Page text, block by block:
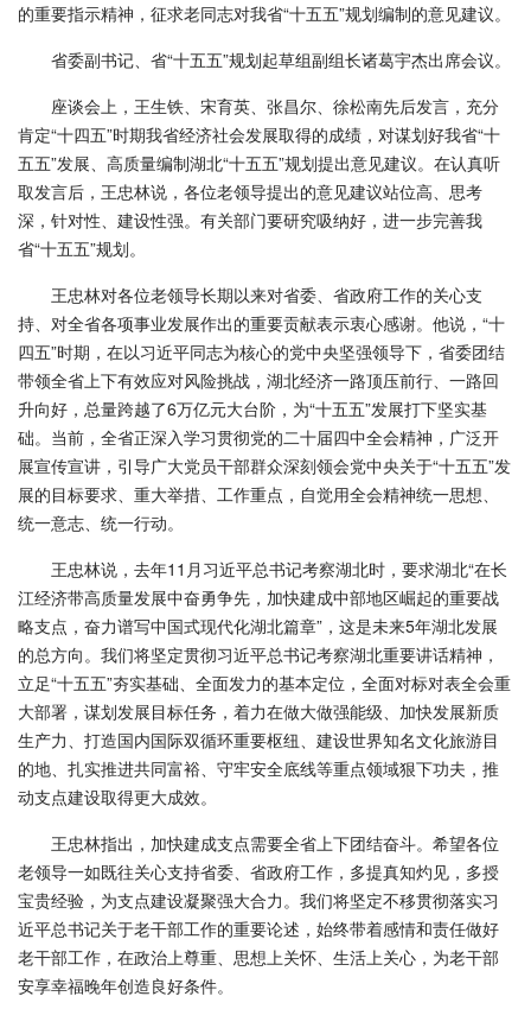
的重要指示精神，征求老同志对我省“十五五”规划编制的意见建议。
省委副书记、省“十五五”规划起草组副组长诸葛宇杰出席会议。
座谈会上，王生铁、宋育英、张昌尔、徐松南先后发言，充分
肯定“十四五”时期我省经济社会发展取得的成绩，对谋划好我省“十
五五”发展、高质量编制湖北“十五五”规划提出意见建议。在认真听
取发言后，王忠林说，各位老领导提出的意见建议站位高、思考
深，针对性、建设性强。有关部门要研究吸纳好，进一步完善我
省“十五五”规划。
王忠林对各位老领导长期以来对省委、省政府工作的关心支
持、对全省各项事业发展作出的重要贡献表示衷心感谢。他说，“十
四五”时期，在以习近平同志为核心的党中央坚强领导下，省委团结
带领全省上下有效应对风险挑战，湖北经济一路顶压前行、一路回
升向好，总量跨越了6万亿元大台阶，为“十五五”发展打下坚实基
础。当前，全省正深入学习贯彻党的二十届四中全会精神，广泛开
展宣传宣讲，引导广大党员干部群众深刻领会党中央关于“十五五”发
展的目标要求、重大举措、工作重点，自觉用全会精神统一思想、
统一意志、统一行动。
王忠林说，去年11月习近平总书记考察湖北时，要求湖北“在长
江经济带高质量发展中奋勇争先，加快建成中部地区崛起的重要战
略支点，奋力谱写中国式现代化湖北篇章”，这是未来5年湖北发展
的总方向。我们将坚定贯彻习近平总书记考察湖北重要讲话精神，
立足“十五五”夯实基础、全面发力的基本定位，全面对标对表全会重
大部署，谋划发展目标任务，着力在做大做强能级、加快发展新质
生产力、打造国内国际双循环重要枢纽、建设世界知名文化旅游目
的地、扎实推进共同富裕、守牢安全底线等重点领域狠下功夫，推
动支点建设取得更大成效。
王忠林指出，加快建成支点需要全省上下团结奋斗。希望各位
老领导一如既往关心支持省委、省政府工作，多提真知灼见，多授
宝贵经验，为支点建设凝聚强大合力。我们将坚定不移贯彻落实习
近平总书记关于老干部工作的重要论述，始终带着感情和责任做好
老干部工作，在政治上尊重、思想上关怀、生活上关心，为老干部
安享幸福晚年创造良好条件。